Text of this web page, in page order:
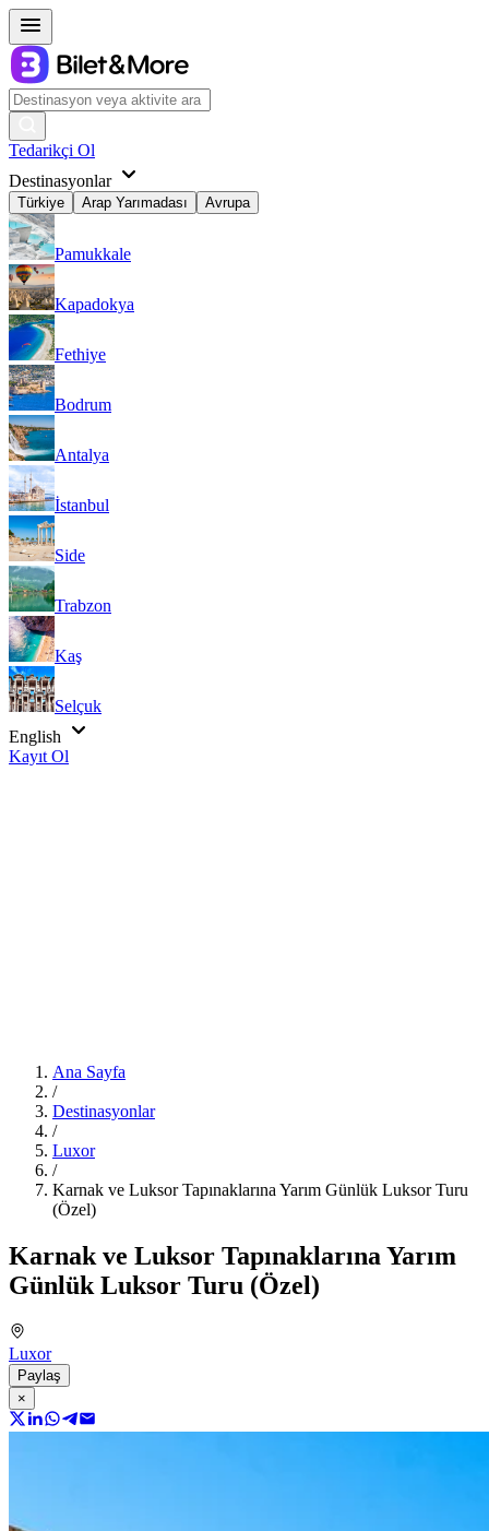
Tedarikçi Ol
Destinasyonlar
Türkiye Arap Yarımadası Avrupa
Pamukkale
Kapadokya
Fethiye
Bodrum
Antalya
İstanbul
Side
Trabzon
Kaş
Selçuk
English
Kayıt Ol
Ana Sayfa
/
Destinasyonlar
/
Luxor
/
Karnak ve Luksor Tapınaklarına Yarım Günlük Luksor Turu
(Özel)
Karnak ve Luksor Tapınaklarına Yarım
Günlük Luksor Turu (Özel)
Luxor
Paylaş
×